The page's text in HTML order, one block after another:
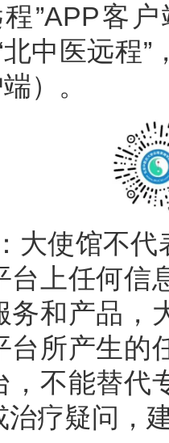
”APP客
中医远程
）。
大使馆不代
台 上任何
务和产品，
台所产生的
，不能替代
治疗疑问，